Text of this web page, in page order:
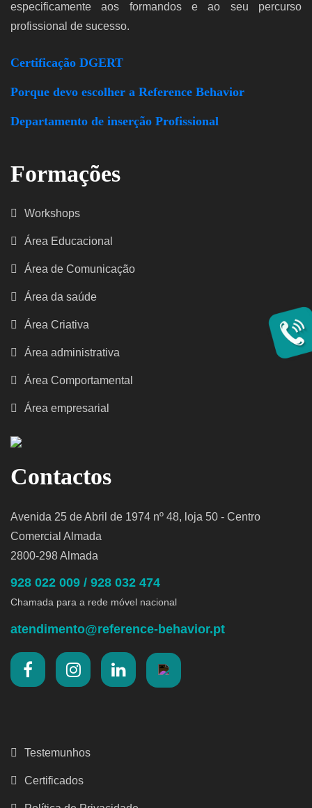
especificamente aos formandos e ao seu percurso
profissional de sucesso.
Certificação DGERT
Porque devo escolher a Reference Behavior
Departamento de inserção Profissional
Formações
Workshops
Área Educacional
Área de Comunicação
Área da saúde
Área Criativa
Área administrativa
Área Comportamental
Área empresarial
Contactos
Avenida 25 de Abril de 1974 nº 48, loja 50 - Centro
Comercial Almada
2800-298 Almada
928 022 009 / 928 032 474
Chamada para a rede móvel nacional
atendimento@reference-behavior.pt
Testemunhos
Certificados